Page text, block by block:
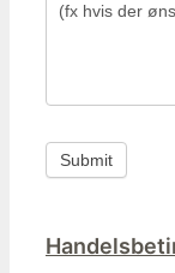
Submit